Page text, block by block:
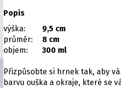
Popis
výška:
9,5 cm
průměr:
8 cm
objem:
300 ml
Přizpůsobte si hrnek tak, aby
barvu ouška a okraje, které se